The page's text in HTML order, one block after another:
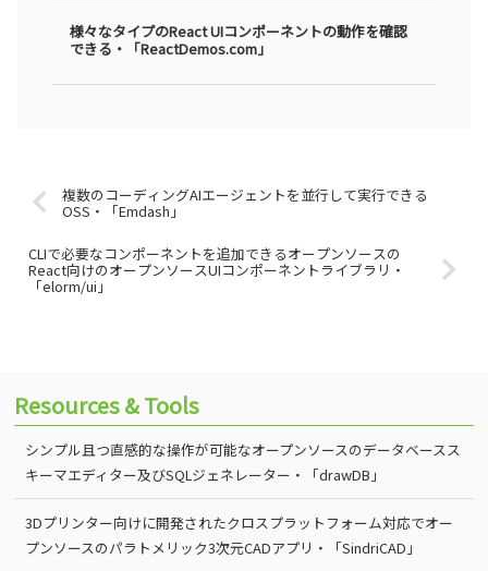
様々なタイプのReact UIコンポーネントの動作を確認
できる・「ReactDemos.com」
複数のコーディングAIエージェントを並行して実行できる
OSS・「Emdash」
CLIで必要なコンポーネントを追加できるオープンソースの
React向けのオープンソースUIコンポーネントライブラリ・
「elorm/ui」
Resources & Tools
シンプル且つ直感的な操作が可能なオープンソースのデータベースス
キーマエディター及びSQLジェネレーター・「drawDB」
3Dプリンター向けに開発されたクロスプラットフォーム対応でオー
プンソースのパラトメリック3次元CADアプリ・「SindriCAD」